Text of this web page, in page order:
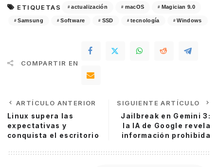
ETIQUETAS actualización macOS Magician 9.0
Samsung Software SSD tecnología Windows
COMPARTIR EN
ARTÍCULO ANTERIOR
Linux supera las
expectativas y
conquista el escritorio
SIGUIENTE ARTÍCULO
Jailbreak en Gemini 3:
la IA de Google revela
información prohibida